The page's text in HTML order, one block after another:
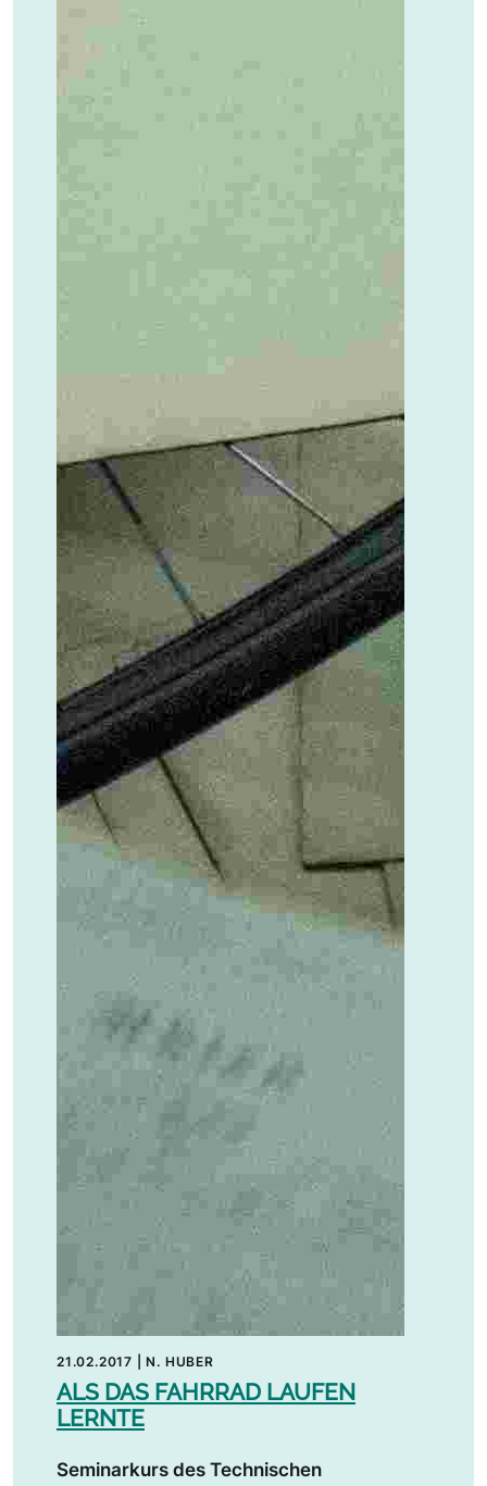
21.02.2017 |N. HUBER
ALS DAS FAHRRAD LAUFEN
LERNTE
Seminarkurs des Technischen